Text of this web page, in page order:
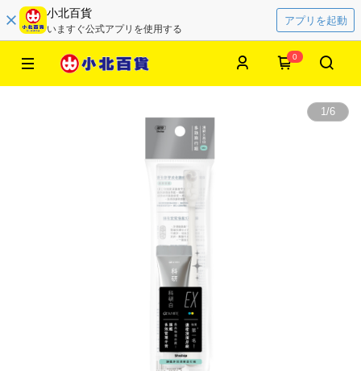
小北百貨
いますぐ公式アプリを使用する
アプリを起動
0
1/6